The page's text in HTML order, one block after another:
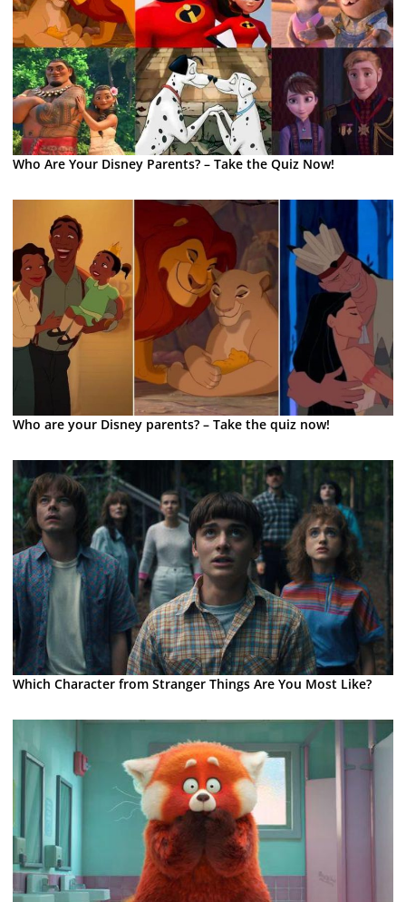
Who Are Your Disney Parents? – Take the Quiz Now!
Who are your Disney parents? – Take the quiz now!
Which Character from Stranger Things Are You Most Like?